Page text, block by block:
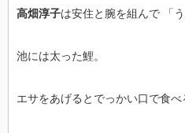
高畑淳子は安住と腕を組んで 「
池には太った鯉。
エサをあげるとでっかい口で食べ